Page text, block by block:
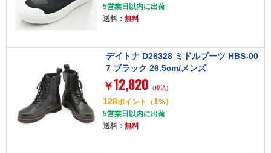
5営業日以内に出荷
送料： 無料
デイトナ D26328 ミドルブーツ HBS-00
7 ブラック 26.5cm/メンズ
￥12,820 (税込)
128ポイント （1%）
5営業日以内に出荷
送料： 無料